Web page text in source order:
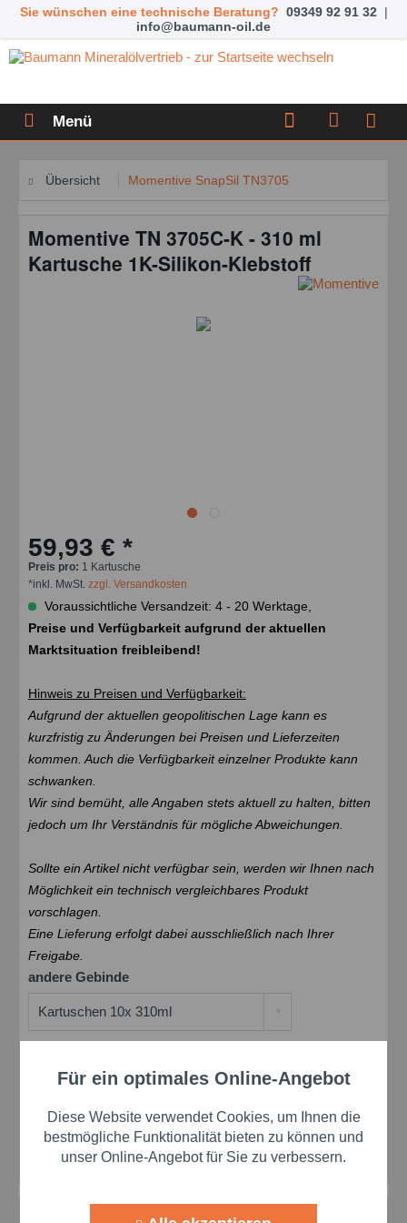
Sie wünschen eine technische Beratung? 09349 92 91 32 |
info@baumann-oil.de
Menü
Übersicht Momentive SnapSil TN3705
Momentive TN 3705C-K - 310 ml
Kartusche 1K-Silikon-Klebstoff
59,93 € *
Preis pro: 1 Kartusche
*inkl. MwSt. zzgl. Versandkosten
Voraussichtliche Versandzeit: 4 - 20 Werktage,
Preise und Verfügbarkeit aufgrund der aktuellen
Marktsituation freibleibend!
Hinweis zu Preisen und Verfügbarkeit:
Aufgrund der aktuellen geopolitischen Lage kann es
kurzfristig zu Änderungen bei Preisen und Lieferzeiten
kommen. Auch die Verfügbarkeit einzelner Produkte kann
schwanken.
Wir sind bemüht, alle Angaben stets aktuell zu halten, bitten
jedoch um Ihr Verständnis für mögliche Abweichungen.
Sollte ein Artikel nicht verfügbar sein, werden wir Ihnen nach
Möglichkeit ein technisch vergleichbares Produkt
vorschlagen.
Eine Lieferung erfolgt dabei ausschließlich nach Ihrer
Freigabe.
andere Gebinde
In den Warenkorb
Preis anfragen
Merken Bewerten
Artikel-Nr.: sinuTN3705C-K
Funktionale Aktiv
Marketing Aktiv
Für ein optimales Online-Angebot
Diese Website verwendet Cookies, um Ihnen die
bestmögliche Funktionalität bieten zu können und
unser Online-Angebot für Sie zu verbessern.